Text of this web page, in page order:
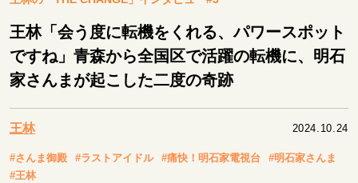
表現者の葛藤
人生が動いた日 10代の挫折と原点
夢を掴む選択
王林「会う度に転機をくれる、パワースポット
ですね」青森から全国区で活躍の転機に、明石
家さんまが起こした二度の奇跡
王林 2024.10.24
#さんま御殿 #ラストアイドル #痛快！明石家電視台
#明石家さんま
#王林